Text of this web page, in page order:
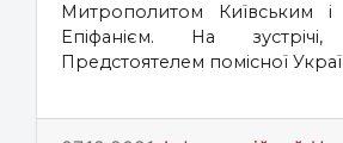
Митрополитом Київським і
Епіфанієм. На
Предстоятелем помісної